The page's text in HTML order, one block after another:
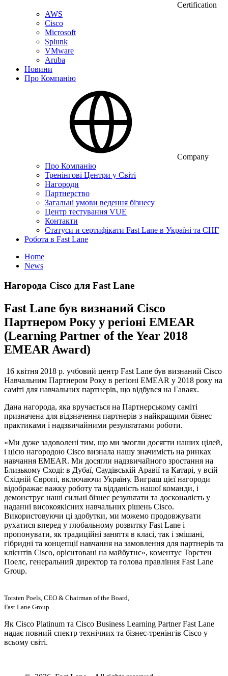
Certification
AWS
Cisco
Microsoft
Splunk
VMware
Aruba
Новини
Про Компанію
Company
Про Компанію
Тренінгові Центри у Світі
Нагороди
Партнерство
Загальні умови ведення бізнесу
Центр тестування VUE
Контакти
Статуси и сертифікати Fast Lane в Україні та СНГ
Робота в Fast Lane
Home
News
Нагорода Cisco для Fast Lane
Fast Lane був визнаний Cisco
Партнером Року у регіоні EMEAR
(Learning Partner of the Year 2018
EMEAR Award)
16 квітня 2018 р. учбовий центр Fast Lane був визнаний Cisco
Навчальним Партнером Року в регіоні EMEAR у 2018 року на
саміті для навчальних партнерів, що відбувся на Гаваях.
Дана нагорода, яка вручається на Партнерському саміті
призначена для відзначення партнерів з найкращими бізнес
практиками і надзвичайними результатами роботи.
«Ми дуже задоволені тим, що ми змогли досягти наших цілей,
і цією нагородою Cisco визнала нашу значимість на ринках
навчання EMEAR. Ми досягли надзвичайного зростання на
Близькому Сході: в Дубаї, Саудівській Аравії та Катарі, у всій
Східній Європі, включаючи Україну. Виграш цієї нагороди
відображає важку роботу та відданість нашої команди, і
демонструє наші сильні бізнес результати та досконалість у
наданні високоякісних навчальних рішень Cisco.
Використовуючи ці здобутки, ми можемо продовжувати
рухатися вперед у глобальному розвитку Fast Lane і
пропонувати, як традиційні заняття в класі, так і змішані,
гібридні та концепції навчання на замовлення для партнерів та
клієнтів Cisco, орієнтовані на майбутнє», коментує Торстен
Поелс, генеральний директор та голова правління Fast Lane
Group.
Torsten Poels, CEO & Chairman of the Board,
Fast Lane Group
Як Cisco Platinum та Cisco Business Learning Partner Fast Lane
надає повний спектр технічних та бізнес-тренінгів Cisco у
всьому світі.